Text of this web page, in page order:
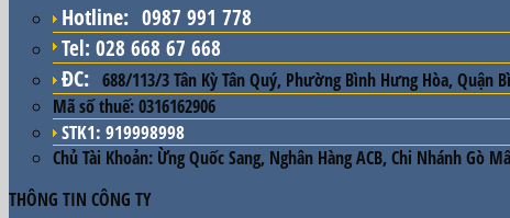
Hotline: 0987 991 778
Tel: 028 668 67 668
ĐC: 688/113/3 Tân Kỳ Tân Quý, Phường Bình Hưng Hòa, Quận
Mã số thuế:0316162906
STK1: 919998998
Chủ Tài Khoản: Ừng Quốc Sang, Nghân Hàng ACB, Chi Nhánh Gò
THÔNG TIN CÔNG TY